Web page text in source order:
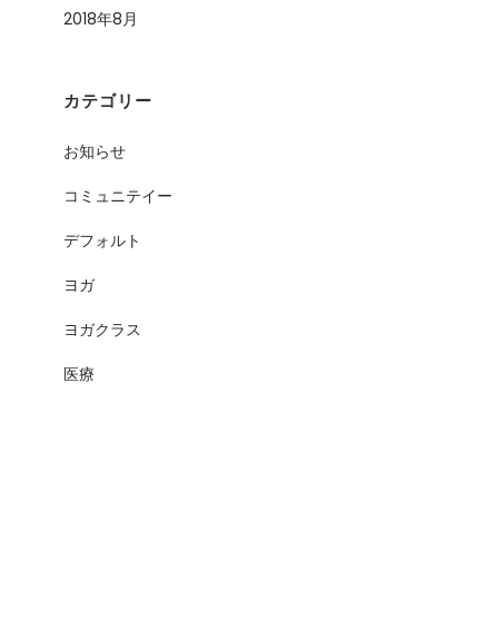
2018年8月
カテゴリー
お知らせ
コミュニテイー
デフォルト
ヨガ
ヨガクラス
医療